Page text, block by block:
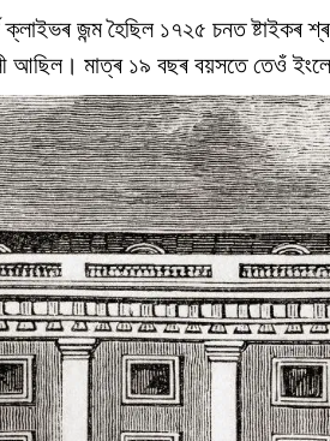
জন্ম হৈছিল ১৭২৫ চনত ষ্টাইকৰ
আছিল। মাত্ৰ ১৯ বছৰ বয়সতে তেওঁ